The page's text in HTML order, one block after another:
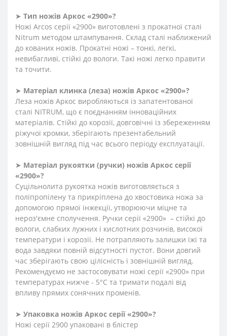
➤ Тип ножів Аркос «2900»?
Ножі Arcos серії «2900» виготовлені з прокатної сталі
Nitrum методом штампування. Склад сталі наближений
до кованих ножів. Прокатні ножі – тонкі, легкі,
невибагливі, стійкі до вологи. Такі ножі легко правити
та точити.
➤ Матеріал клинка (леза) ножів Аркос «2900»?
Леза ножів Аркос виробляються із запатентованої
сталі NITRUM, що є поєднанням інноваційних
матеріалів. Стійкі до корозії, довговічні із збереженням
ріжучої кромки, зберігають презентабельний
зовнішній вигляд під час всього періоду експлуатації.
➤ Матеріал рукоятки (ручки) ножів Аркос серії
«2900»?
Суцільнолита рукоятка ножів виготовляється з
поліпропілену та прикріплена до хвостовика ножа за
допомогою прямої інжекції, утворюючи міцне та
нероз'ємне сполучення. Ручки серії «2900» – стійкі до
вологи, слабких лужних і кислотних розчинів, високої
температури і корозії. Не потрапляють залишки їжі та
вода завдяки повній відсутності пустот. Вони довгий
час зберігають свою цілісність і зовнішній вигляд.
Рекомендуємо не застосовувати ножі серії «2900» при
температурах нижче - 5°С та тримати подалі від
впливу прямих сонячних променів.
➤ Упаковка ножів Аркос серії «2900»?
Ножі серії 2900 упаковані в блістер